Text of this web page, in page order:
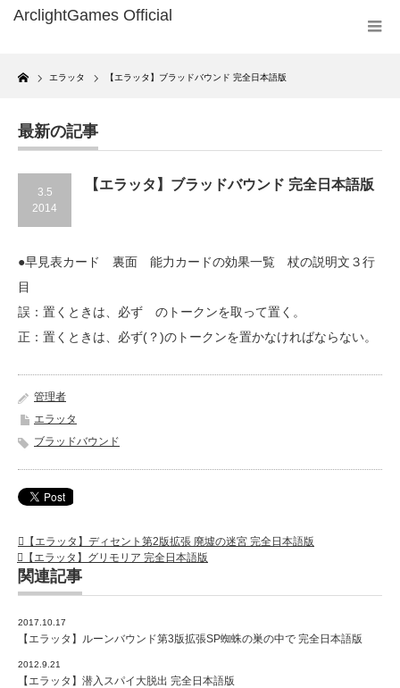
Home
エラッタ 【エラッタ】ブラッドバウンド 完全日本語版
最新の記事
3.5
2014
【エラッタ】ブラッドバウンド 完全日本語版
●早見表カード 裏面 能力カードの効果一覧 杖の説明文３行
目
誤：置くときは、必ず のトークンを取って置く。
正：置くときは、必ず(？)のトークンを置かなければならない。
管理者
エラッタ
ブラッドバウンド
【エラッタ】ディセント第2版拡張 廃墟の迷宮 完全日本語版
【エラッタ】グリモリア 完全日本語版
関連記事
2017.10.17
【エラッタ】ルーンバウンド第3版拡張SP蜘蛛の巣の中で 完全日本語版
2012.9.21
【エラッタ】潜入スパイ大脱出 完全日本語版